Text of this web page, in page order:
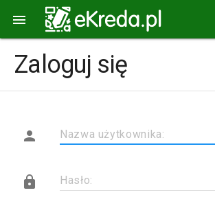

Zaloguj się
 Nazwa użytkownika:
 Hasło: